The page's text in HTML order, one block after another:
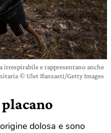
irrespirabile e rappresentano anche
© Ulet Ifansasti/Getty Images
dolosa e sono